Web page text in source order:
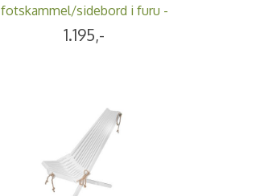
fotskammel/sidebord i furu -
sort
1.195,-